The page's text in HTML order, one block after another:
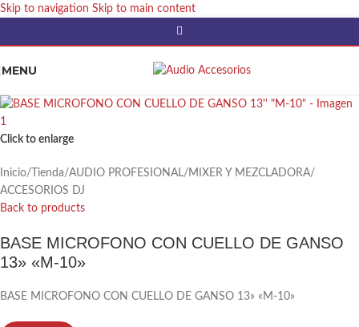
Skip to navigation Skip to main content
MENU
Click to enlarge
Inicio/ Tienda/AUDIO PROFESIONAL/ MIXER Y MEZCLADORA/
ACCESORIOS DJ
Back to products
BASE MICROFONO CON CUELLO DE GANSO
13» «M-10»
BASE MICROFONO CON CUELLO DE GANSO 13» «M-10»